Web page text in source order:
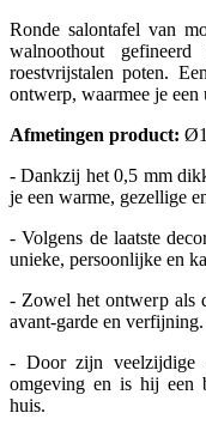
Ronde salontafel van
walnoothout
roestvrijstalen poten.
ontwerp, waarmee je
Afmetingen product:
- Dankzij het 0,5 mm
je een warme, gezellige
- Volgens de laatste
unieke, persoonlijke en
- Zowel het ontwerp als
avant-garde en verfijning.
- Door zijn veelzijdige
omgeving en is hij een
huis.